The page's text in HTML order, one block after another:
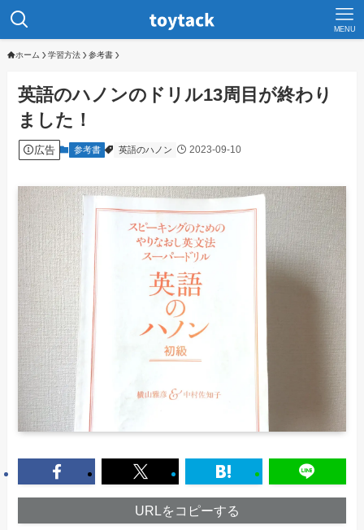
MENU
ホーム 学習方法 参考書
英語のハノンのドリル13周目が終わり
ました！
広告 参考書 英語のハノン 2023-09-10
URLをコピーする